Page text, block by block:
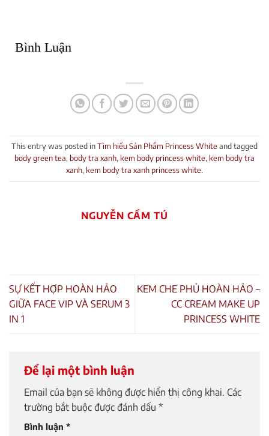
Bình Luận
This entry was posted inTìm hiểu Sản Phẩm Princess White and tagged
body green tea, body tra xanh, kem body princess white, kem body tra
xanh, kem body tra xanh princess white.
NGUYỄN CẨM TÚ
SỰ KẾT HỢP HOÀN HẢO
GIỮA FACE VIP VÀ SERUM 3
IN 1
KEM CHE PHỦ HOÀN HẢO –
CC CREAM MAKE UP
PRINCESS WHITE
Để lại một bình luận
Email của bạn sẽ không được hiển thị công khai. Các
trường bắt buộc được đánh dấu *
Bình luận *